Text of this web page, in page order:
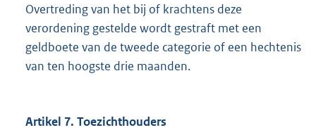
Overtreding van het bij of krachtens deze
verordening gestelde wordt gestraft met een
geldboete van de tweede categorie of een hechtenis
van ten hoogste drie maanden.
Artikel 7. Toezichthouders